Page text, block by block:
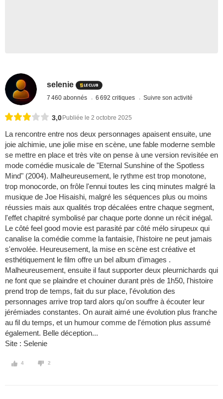
selenie
7 460 abonnés 6 692 critiques Suivre son activité
3,0 Publiée le 2 octobre 2025
La rencontre entre nos deux personnages apaisent ensuite, une
joie alchimie, une jolie mise en scène, une fable moderne semble
se mettre en place et très vite on pense à une version revisitée en
mode comédie musicale de "Eternal Sunshine of the Spotless
Mind" (2004). Malheureusement, le rythme est trop monotone,
trop monocorde, on frôle l'ennui toutes les cinq minutes malgré la
musique de Joe Hisaishi, malgré les séquences plus ou moins
réussies mais aux qualités trop décalées entre chaque segment,
l'effet chapitré symbolisé par chaque porte donne un récit inégal.
Le côté feel good movie est parasité par côté mélo sirupeux qui
canalise la comédie comme la fantaisie, l'histoire ne peut jamais
s'envolée. Heureusement, la mise en scène est créative et
esthétiquement le film offre un bel album d'images .
Malheureusement, ensuite il faut supporter deux pleurnichards qui
ne font que se plaindre et chouiner durant près de 1h50, l'histoire
prend trop de temps, fait du sur place, l'évolution des
personnages arrive trop tard alors qu'on souffre à écouter leur
jérémiades constantes. On aurait aimé une évolution plus franche
au fil du temps, et un humour comme de l'émotion plus assumé
également. Belle déception...
Site : Selenie
4 2